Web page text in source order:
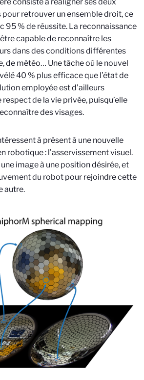
pour retrouver un ensemble droit, ce
95 % de réussite. La reconnaissance
capable de reconnaître les
dans des conditions différentes
de météo… Une tâche où le nouvel
40 % plus efficace que l’état de
employée est d’ailleurs
de la vie privée, puisqu’elle
des visages.
à présent à une nouvelle
robotique : l’asservissement visuel.
image à une position désirée, et
du robot pour rejoindre cette
autre.